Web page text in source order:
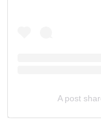
A post